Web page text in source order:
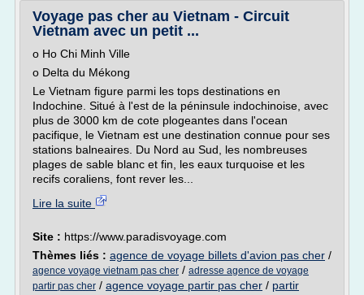
Voyage pas cher au Vietnam - Circuit
Vietnam avec un petit ...
o Ho Chi Minh Ville
o Delta du Mékong
Le Vietnam figure parmi les tops destinations en
Indochine. Situé à l'est de la péninsule indochinoise, avec
plus de 3000 km de cote plogeantes dans l'ocean
pacifique, le Vietnam est une destination connue pour ses
stations balneaires. Du Nord au Sud, les nombreuses
plages de sable blanc et fin, les eaux turquoise et les
recifs coraliens, font rever les...
Lire la suite
Site : https://www.paradisvoyage.com
Thèmes liés : agence de voyage billets d'avion pas cher /
agence voyage vietnam pas cher / adresse agence de voyage
partir pas cher / agence voyage partir pas cher / partir